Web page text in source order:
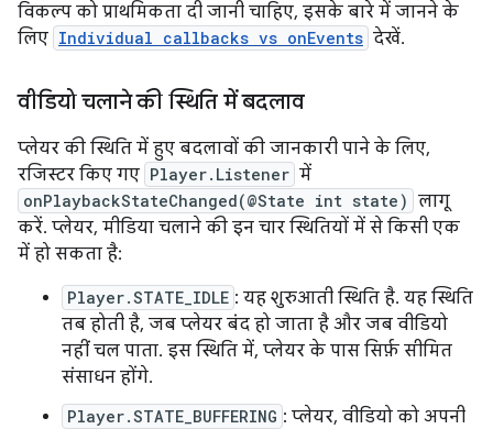
विकल्प को प्राथमिकता दी जानी चाहिए, इसके बारे में जानने के
लिए Individual callbacks vs onEvents देखें.
वीडियो चलाने की स्थिति में बदलाव
प्लेयर की स्थिति में हुए बदलावों की जानकारी पाने के लिए,
रजिस्टर किए गए Player.Listener में
onPlaybackStateChanged(@State int state) लागू
करें. प्लेयर, मीडिया चलाने की इन चार स्थितियों में से किसी एक
में हो सकता है:
Player.STATE_IDLE : यह शुरुआती स्थिति है. यह स्थिति
तब होती है, जब प्लेयर बंद हो जाता है और जब वीडियो
नहीं चल पाता. इस स्थिति में, प्लेयर के पास सिर्फ़ सीमित
संसाधन होंगे.
Player.STATE_BUFFERING : प्लेयर, वीडियो को अपनी